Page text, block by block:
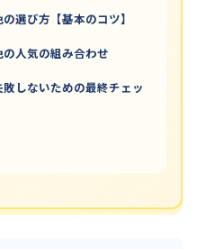
選び方【基本のコツ】
人気の組み合わせ
しないための最終チェッ